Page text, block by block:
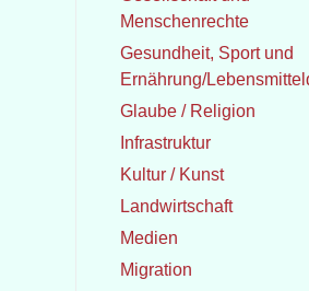
Menschenrechte
Gesundheit, Sport und
Ernährung/
Glaube / Religion
Infrastruktur
Kultur / Kunst
Landwirtschaft
Medien
Migration